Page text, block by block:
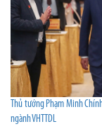
Thủ tướng Phạm Minh
ngành VHTTDL